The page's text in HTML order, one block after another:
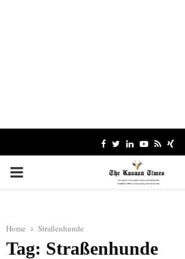
Facebook
TwitterLinkedinYoutube
RssXing
PRIMARY
Home Straßenhunde
Tag: Straßenhunde